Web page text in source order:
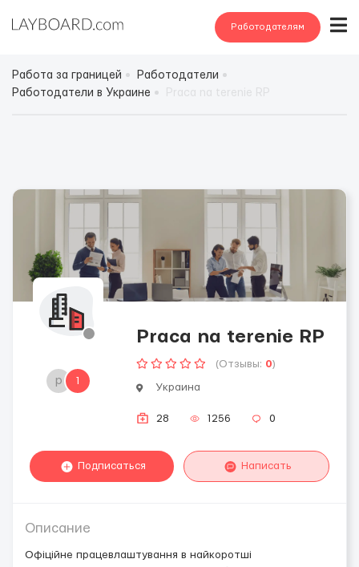
Работодателям
Работа за границей
Работодатели
Работодатели в Украине
р 1
Рraca na terenie RP
(Отзывы: 0)
Украина
28 1256 0
Подписаться Написать
Описание
Офіційне працевлаштування в найкоротші